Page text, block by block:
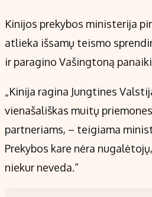
Kinijos prekybos ministerija
atlieka išsamų teismo
ir paragino Vašingtoną
„Kinija ragina Jungtines
vienašališkas muitų
partneriams, – teigiama
Prekybos kare nėra
niekur neveda.“